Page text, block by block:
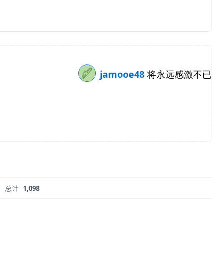
jamooe48 将永远感激不已
总计 1,098